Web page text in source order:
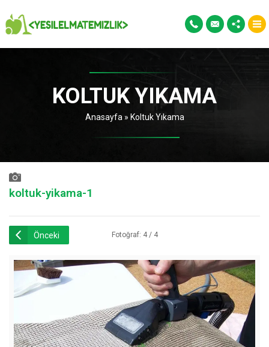
KOLTUK YIKAMA
Anasayfa » Koltuk Yıkama
koltuk-yikama-1
Önceki Fotoğraf: 4 / 4